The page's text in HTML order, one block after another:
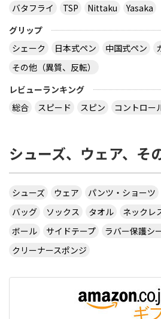
バタフライ
TSP Nittaku
Yasaka
グリップ
シェーク
日本式ペン 中国式ペン
その他（異質、反転）
レビューランキング
総合
スピード スピン コントロー
シューズ、ウェア、そ
シューズ ウェア パンツ・ショーツ
バッグ
ソックス タオル
ネックレ
ボール
サイドテープ ラバー保護シ
クリーナースポンジ